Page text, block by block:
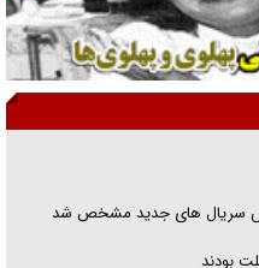
مکانت معنوی رهبر شهید را
پخش سریال های جدید مشخص شد
بودند